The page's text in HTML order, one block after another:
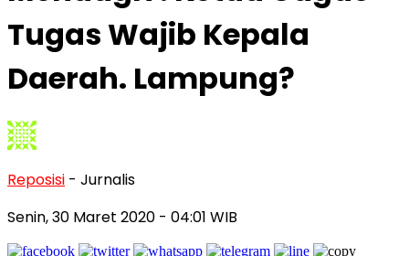
Tugas Wajib Kepala
Daerah. Lampung?
Reposisi - Jurnalis
Senin, 30 Maret 2020 - 04:01 WIB